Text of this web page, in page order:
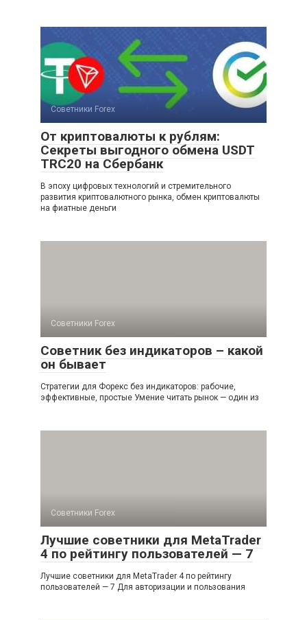
Советники Forex
От криптовалюты к рублям:
Секреты выгодного обмена USDT
TRC20 на Сбербанк
В эпоху цифровых технологий и стремительного
развития криптовалютного рынка, обмен криптовалюты
на фиатные деньги
Советники Forex
Советник без индикаторов – какой
он бывает
Стратегии для Форекс без индикаторов: рабочие,
эффективные, простые Умение читать рынок — один из
Советники Forex
Лучшие советники для MetaTrader
4 по рейтингу пользователей — 7
Лучшие советники для MetaTrader 4 по рейтингу
пользователей — 7 Для авторизации и пользования